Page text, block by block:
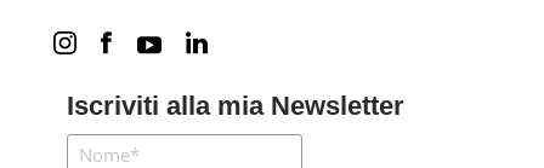
Iscriviti alla mia Newsletter